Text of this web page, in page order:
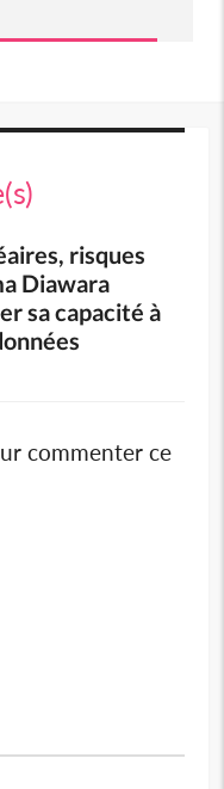
risques
Diawara
sa capacité à
commenter ce